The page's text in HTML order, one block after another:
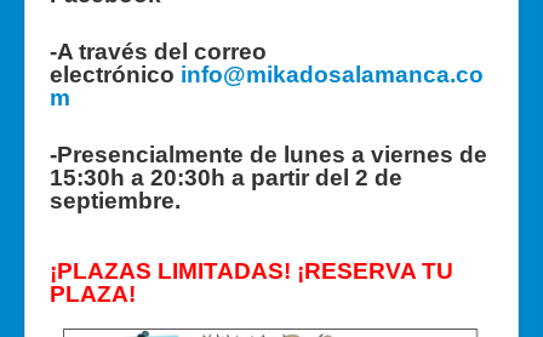
-A través del correo
electrónico info@mikadosalamanca.co
m
-Presencialmente de lunes a viernes de
15:30h a 20:30h a partir del 2 de
septiembre.
¡PLAZAS LIMITADAS! ¡RESERVA TU
PLAZA!